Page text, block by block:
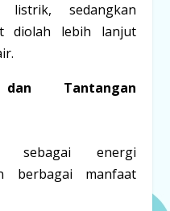
listrik, sedangkan
diolah lebih lanjut
Tantangan
sebagai energi
berbagai manfaat